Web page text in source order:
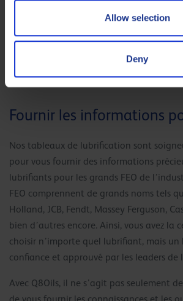
Allow selection
Deny
moissonneuses-batteuses, garantissant
la tâche à accomplir, nous avons le
sélectionner le bon ? C’est là que nos
lubrification entrent en jeu.
Fournir les informations
Nos tableaux de lubrification sont
pour vous fournir des informations
lubrifiants pour les grands FEO de
FEO comprennent de grands noms tels
Holland, JCB, Fendt, Massey Ferguson,
bien d’autres encore. Ainsi, vous avez la
choisir n’importe quel lubrifiant, mais
confiance et approuvé par les leaders de
Avec Q8Oils, il ne s’agit pas seulement